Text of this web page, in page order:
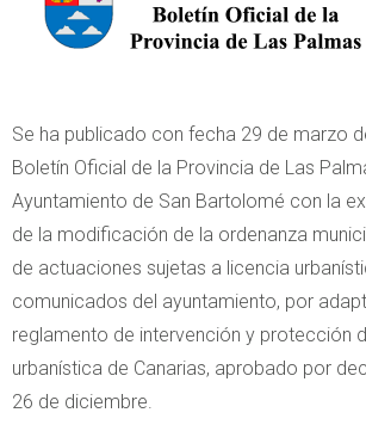
Se ha publicado con fecha 29 de marzo
Boletín Oficial de la Provincia de Las
Ayuntamiento de San Bartolomé con la
de la modificación de la ordenanza
de actuaciones sujetas a licencia
comunicados del ayuntamiento, por
reglamento de intervención y protección
urbanística de Canarias, aprobado por
26 de diciembre.